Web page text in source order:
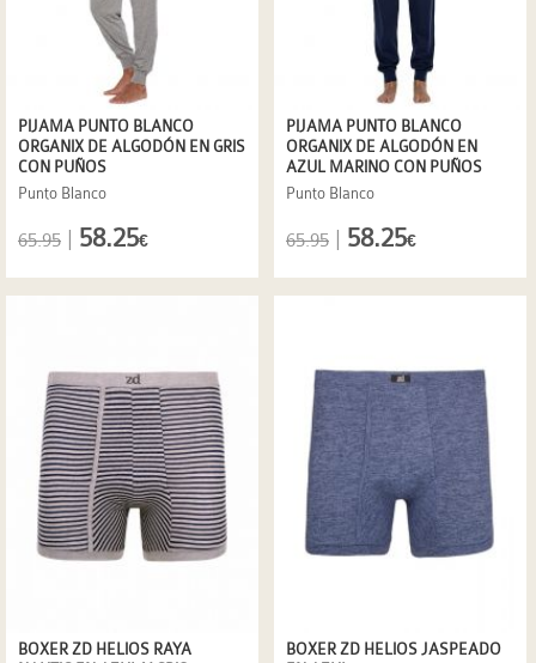
PIJAMA PUNTO BLANCO
ORGANIX DE ALGODÓN EN GRIS
CON PUÑOS
Punto Blanco
65.95 58.25€
PIJAMA PUNTO BLANCO
ORGANIX DE ALGODÓN EN
AZUL MARINO CON PUÑOS
Punto Blanco
65.95 58.25€
BOXER ZD HELIOS RAYA
BOXER ZD HELIOS JASPEADO